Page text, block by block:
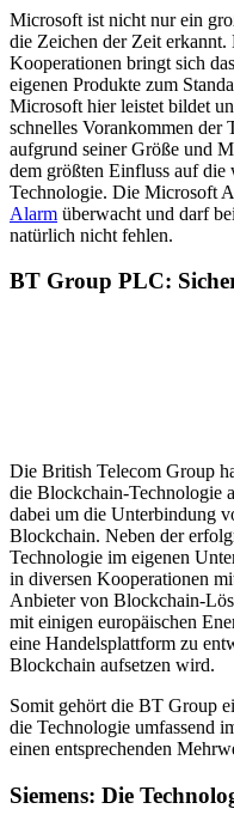
Microsoft ist nicht nur ein
die Zeichen der Zeit
Kooperationen bringt sich
eigenen Produkte zum
Microsoft hier leistet bildet
schnelles Vorankommen
aufgrund seiner Größe und
dem größten Einfluss auf
Technologie. Die Microsoft
Alarm überwacht und darf
natürlich nicht fehlen.
BT Group PLC:
Die British Telecom Group
die Blockchain-Technologie
dabei um die Unterbindung
Blockchain. Neben der
Technologie im eigenen
in diversen Kooperationen
Anbieter von Blockchain-
mit einigen europäischen
eine Handelsplattform zu
Blockchain aufsetzen wird.
Somit gehört die BT Group
die Technologie umfassend
einen entsprechenden
Siemens: Die